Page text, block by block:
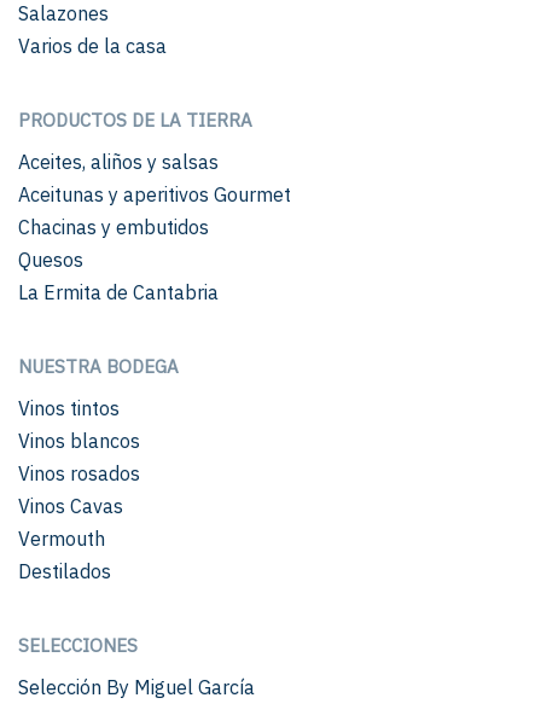
Salazones
Varios de la casa
PRODUCTOS DE LA TIERRA
Aceites, aliños y salsas
Aceitunas y aperitivos Gourmet
Chacinas y embutidos
Quesos
La Ermita de Cantabria
NUESTRA BODEGA
Vinos tintos
Vinos blancos
Vinos rosados
Vinos Cavas
Vermouth
Destilados
SELECCIONES
Selección By Miguel García